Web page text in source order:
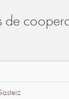
de